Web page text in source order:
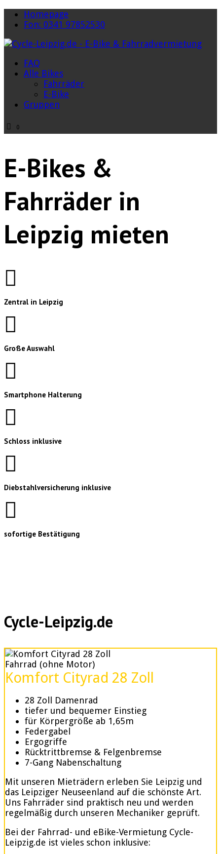
Homepage
Fon: 0341 97852530
FAQ
Alle Bikes
Fahrräder
E-Bike
Gruppen
0
E-Bikes &
Fahrräder in
Leipzig mieten
Zentral in Leipzig
Große Auswahl
Smartphone Halterung
Schloss inklusive
Diebstahlversicherung inklusive
sofortige Bestätigung
Cycle-Leipzig.de
Fahrrad (ohne Motor)
Komfort Cityrad 28 Zoll
28 Zoll Damenrad
tiefer und bequemer Einstieg
für Körpergröße ab 1,65m
Federgabel
Ergogriffe
Rücktrittbremse & Felgenbremse
7-Gang Nabenschaltung
Mit unseren Mieträdern erleben Sie Leipzig und
das Leipziger Neuseenland auf die schönste Art.
Uns Fahrräder sind praktisch neu und werden
regelmäßig durch unseren Mechaniker geprüft.
Bei der Fahrrad- und eBike-Vermietung Cycle-
Leipzig.de ist vieles schon inklusive: